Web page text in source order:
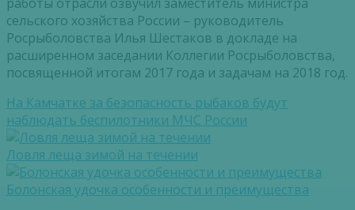
сельского хозяйства России – руководитель
Росрыболовства Илья Шестаков в докладе на
расширенном заседании Коллегии Росрыболовства,
посвященной итогам 2017 года и задачам на 2018 год.
На Камчатке за безопасность рыбаков будут
наблюдать беспилотники МЧС России
Ловля леща зимой на течении
Болонская удочка особенности и преимущества